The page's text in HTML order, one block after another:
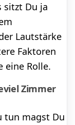
sitzt Du ja
Lautstärke
Faktoren
eine Rolle.
Zimmer
tun magst Du